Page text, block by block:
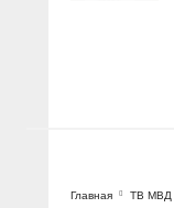
Главная ТВ МВД